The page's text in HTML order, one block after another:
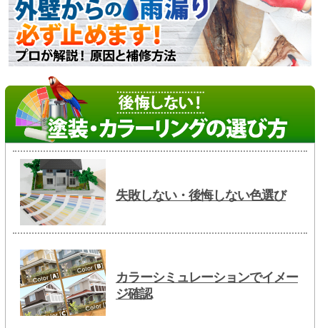
失敗しない・後悔しない色選び
カラーシミュレーションでイメー
ジ確認